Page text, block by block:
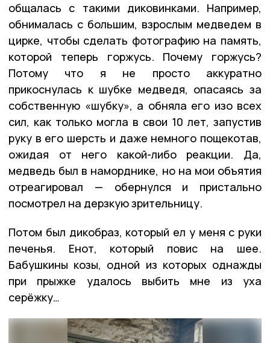
общалась с такими диковинками. Например,
обнималась с большим, взрослым медведем в
цирке, чтобы сделать фотографию на память,
которой теперь горжусь. Почему горжусь?
Потому что я не просто аккуратно
прикоснулась к шубке медведя, опасаясь за
собственную «шубку», а обняла его изо всех
сил, как только могла в свои 10 лет, запустив
руку в его шерсть и даже немного пощекотав,
ожидая от него какой-либо реакции. Да,
медведь был в наморднике, но на мои объятия
отреагировал — обернулся и пристально
посмотрел на дерзкую зрительницу.
Потом был дикобраз, который ел у меня с руки
печенья. Енот, который повис на шее.
Бабушкины козы, одной из которых однажды
при прыжке удалось выбить мне из уха
серёжку…